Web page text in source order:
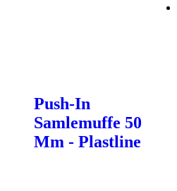
Push-In
Samlemuffe 50
Mm - Plastline